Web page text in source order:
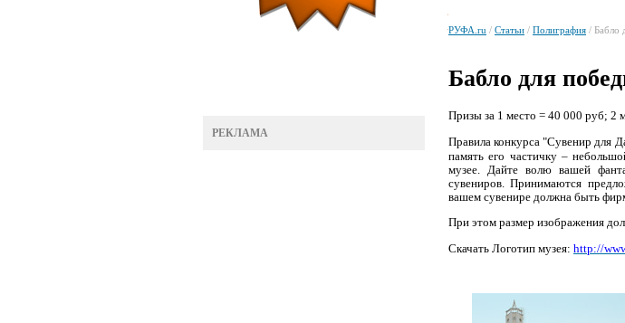
РЕКЛАМА
РУФА.ru / Статьи / Полиграфия / Бабло
Бабло для
Призы за 1 место = 40 000 руб; 2
Правила конкурса "Сувенир для
память его частичку –
музее. Дайте волю вашей
сувениров. Принимаются
вашем сувенире должна быть
При этом размер изображения
Скачать Логотип музея: http://